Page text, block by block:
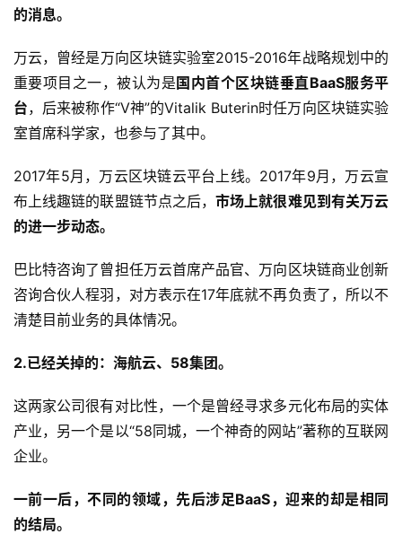
的消息。
万云，曾经是万向区块链实验室2015-2016年战略规划中的
重要项目之一，被认为是 国内首个区块链垂直BaaS服务平
台，后来被称作“V神”的Vitalik Buterin时任万向区块链实验
室首席科学家，也参与了其中。
2017年5月，万云区块链云平台上线。2017年9月，万云宣
布上线趣链的联盟链节点之后，市场上就很难见到有关万云
的进一步动态。
巴比特咨询了曾担任万云首席产品官、万向区块链商业创新
咨询合伙人程羽，对方表示在17年底就不再负责了，所以不
清楚目前业务的具体情况。
2.已经关掉的：海航云、58集团。
这两家公司很有对比性，一个是曾经寻求多元化布局的实体
产业，另一个是以“58同城，一个神奇的网站”著称的互联网
企业。
一前一后，不同的领域，先后涉足BaaS，迎来的却是相同
的结局。